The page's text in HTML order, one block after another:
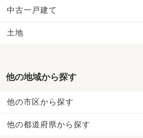
中古一戸建て
土地
他の地域から探す
他の市区から探す
他の都道府県から探す